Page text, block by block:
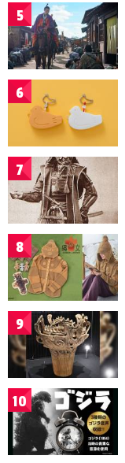
5
6
7
8
9
10